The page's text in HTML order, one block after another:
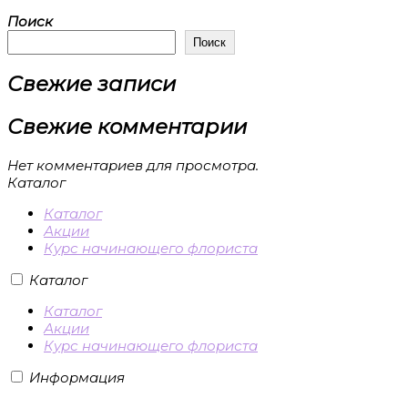
Поиск
Поиск
Свежие записи
Свежие комментарии
Нет комментариев для просмотра.
Каталог
Каталог
Акции
Курс начинающего флориста
Каталог
Каталог
Акции
Курс начинающего флориста
Информация